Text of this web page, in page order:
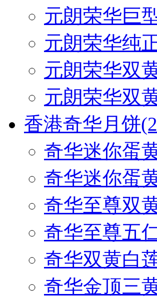
元朗荣华巨
元朗荣华纯
元朗荣华双
元朗荣华双
香港奇华月饼
奇华迷你蛋
奇华迷你蛋
奇华至尊双
奇华至尊五
奇华双黄白
奇华金顶三